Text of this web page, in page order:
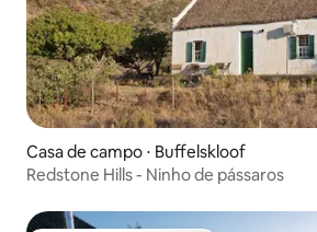
Casa de campo ⋅ Buffelskloof
Redstone Hills - Ninho de pássaros